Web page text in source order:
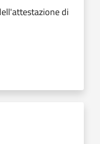
di